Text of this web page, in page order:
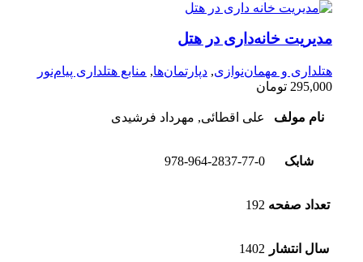
مدیریت خانه‌داری در هتل
هتلداری و مهمان‌نوازی, دپارتمان‌ها, منابع هتلداری پیام‌نور
295,000 تومان
نام مولف علی اقطائی, مهرداد فرشیدی
شابک 978-964-2837-77-0
تعداد صفحه 192
سال انتشار 1402